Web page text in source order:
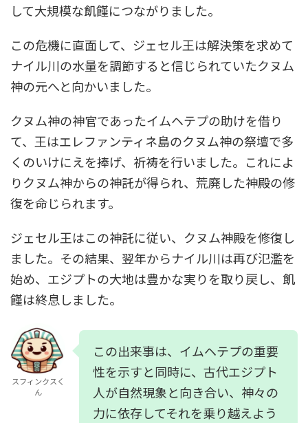
して大規模な飢饉につながりました。
この危機に直面して、ジェセル王は解決策を求めて
ナイル川の水量を調節すると信じられていたクヌム
神の元へと向かいました。
クヌム神の神官であったイムヘテプの助けを借り
て、王はエレファンティネ島のクヌム神の祭壇で多
くのいけにえを捧げ、祈祷を行いました。これによ
りクヌム神からの神託が得られ、荒廃した神殿の修
復を命じられます。
ジェセル王はこの神託に従い、クヌム神殿を修復し
ました。その結果、翌年からナイル川は再び氾濫を
始め、エジプトの大地は豊かな実りを取り戻し、飢
饉は終息しました。
スフィンクスく
ん
この出来事は、イムヘテプの重要
性を示すと同時に、古代エジプト
人が自然現象と向き合い、神々の
力に依存してそれを乗り越えよう